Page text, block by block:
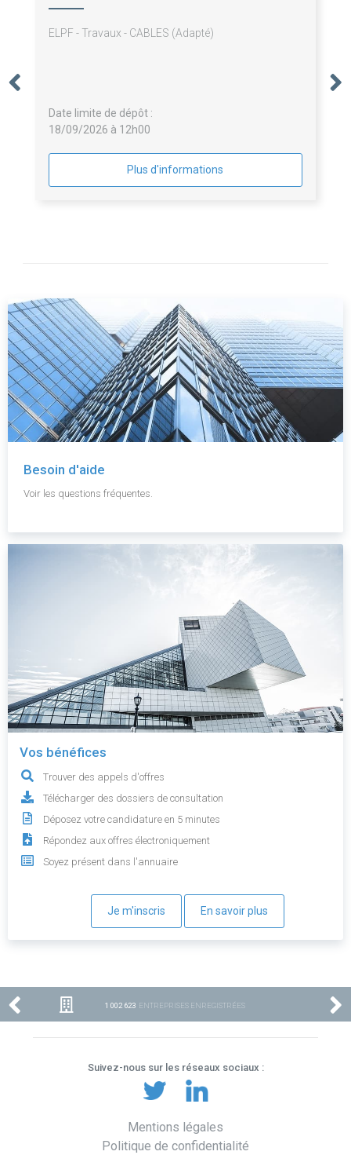
ELPF - Travaux - CABLES (Adapté)
Date limite de dépôt :
18/09/2026 à 12h00
Plus d'informations
Besoin d'aide
Voir les questions fréquentes.
Vos bénéfices
Trouver des appels d'offres
Télécharger des dossiers de consultation
Déposez votre candidature en 5 minutes
Répondez aux offres électroniquement
Soyez présent dans l'annuaire
Je m'inscris En savoir plus
1 002 623 ENTREPRISES ENREGISTRÉES
Suivez-nous sur les réseaux sociaux :
Mentions légales
Politique de confidentialité